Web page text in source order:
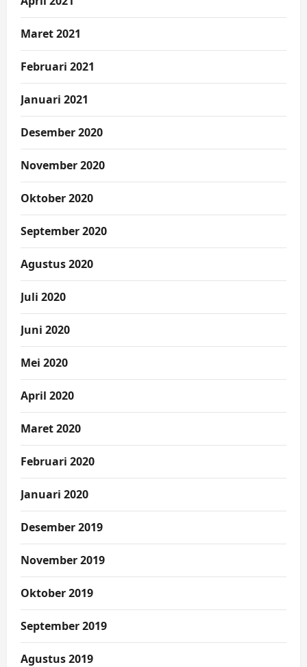
Maret 2021
Februari 2021
Januari 2021
Desember 2020
November 2020
Oktober 2020
September 2020
Agustus 2020
Juli 2020
Juni 2020
Mei 2020
April 2020
Maret 2020
Februari 2020
Januari 2020
Desember 2019
November 2019
Oktober 2019
September 2019
Agustus 2019